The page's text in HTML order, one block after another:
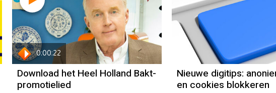
0:00:22
Download het Heel Holland Bakt-
promotielied
Nieuwe digitips:
en cookies blokkeren